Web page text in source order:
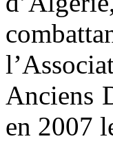
Anciens
en 2007